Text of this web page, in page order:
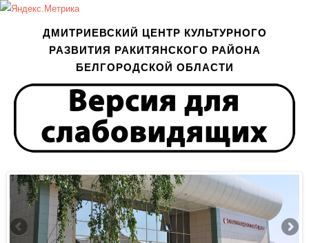
ДМИТРИЕВСКИЙ ЦЕНТР КУЛЬТУРНОГО
РАЗВИТИЯ РАКИТЯНСКОГО РАЙОНА
БЕЛГОРОДСКОЙ ОБЛАСТИ